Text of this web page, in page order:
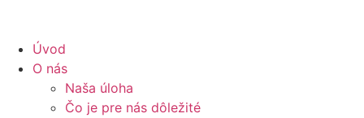
Úvod
O nás
Naša úloha
Čo je pre nás dôležité